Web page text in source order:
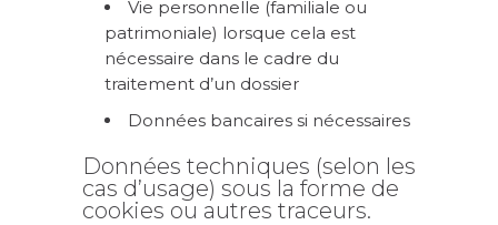
Vie personnelle (familiale ou
patrimoniale) lorsque cela est
nécessaire dans le cadre du
traitement d’un dossier
Données bancaires si nécessaires
Données techniques (selon les
cas d’usage) sous la forme de
cookies ou autres traceurs.